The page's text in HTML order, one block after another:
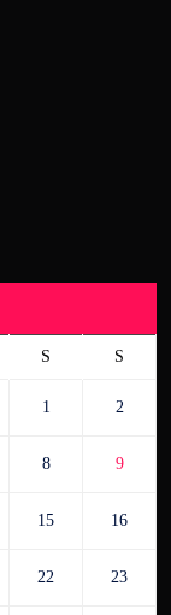
S S
1 2
8 9
15 16
22 23